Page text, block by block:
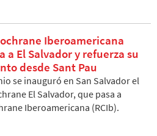
Iberoamericana
a El Salvador y refuerza su
desde Sant Pau
se inauguró en San Salvador el
El Salvador, que pasa a
Iberoamericana (RCIb).